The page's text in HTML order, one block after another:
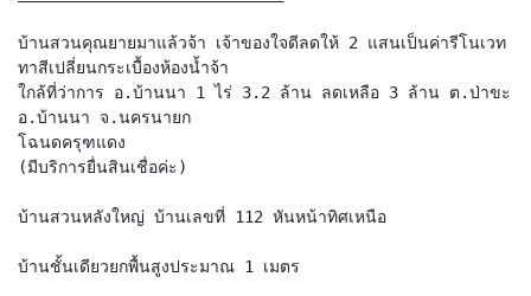
บ้านสวนคุณยายมาแล้วจ้า เจ้าของใจดีลดให้ 2 แสนเป็นค่ารีโนเวท
ทาสีเปลี่ยนกระเบื้องห้องน้ำจ้า
ใกล้ที่ว่าการ อ.บ้านนา 1 ไร่ 3.2 ล้าน ลดเหลือ 3 ล้าน ต.ป่าขะ
อ.บ้านนา จ.นครนายก
โฉนดครุฑแดง
(มีบริการยื่นสินเชื่อค่ะ)
บ้านสวนหลังใหญ่ บ้านเลขที่ 112 หันหน้าทิศเหนือ
บ้านชั้นเดียวยกพื้นสูงประมาณ 1 เมตร